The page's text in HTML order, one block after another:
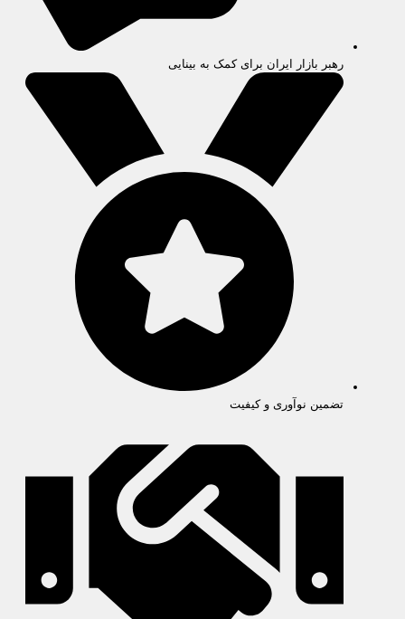
رهبر بازار ایران برای کمک به بینایی
تضمین نوآوری و کیفیت